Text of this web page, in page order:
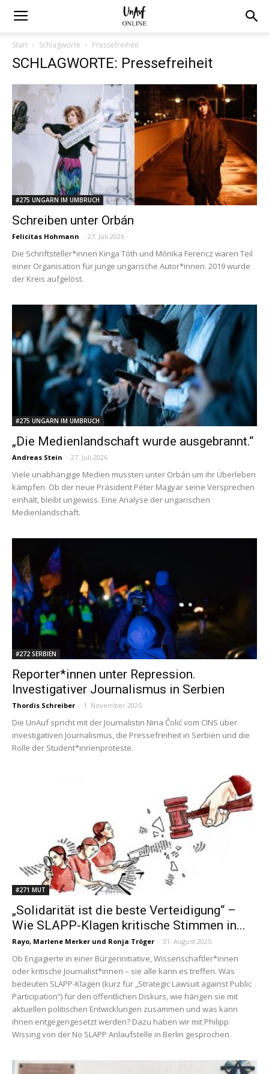
Start Schlagworte Pressefreiheit
SCHLAGWORTE: Pressefreiheit
#275 UNGARN IM UMBRUCH
Schreiben unter Orbán
Felicitas Hohmann - 27. Juli 2026
Die Schriftsteller*innen Kinga Tóth und Mónika Ferencz waren Teil
einer Organisation für junge ungarische Autor*innen. 2019 wurde
der Kreis aufgelöst.
#275 UNGARN IM UMBRUCH
„Die Medienlandschaft wurde ausgebrannt.“
Andreas Stein - 27. Juli 2026
Viele unabhängige Medien mussten unter Orbán um ihr Überleben
kämpfen. Ob der neue Präsident Péter Magyar seine Versprechen
einhält, bleibt ungewiss. Eine Analyse der ungarischen
Medienlandschaft.
#272 SERBIEN
Reporter*innen unter Repression.
Investigativer Journalismus in Serbien
Thordis Schreiber - 1. November 2025
Die UnAuf spricht mit der Journalistin Nina Čolić vom CINS über
investigativen Journalismus, die Pressefreiheit in Serbien und die
Rolle der Student*innenproteste.
#271 MUT
„Solidarität ist die beste Verteidigung“ –
Wie SLAPP-Klagen kritische Stimmen in...
Rayo, Marlene Merker und Ronja Tröger - 31. August 2025
Ob Engagierte in einer Bürgerinitiative, Wissenschaftler*innen
oder kritische Journalist*innen – sie alle kann es treffen. Was
bedeuten SLAPP-Klagen (kurz für „Strategic Lawsuit against Public
Participation“) für den öffentlichen Diskurs, wie hängen sie mit
aktuellen politischen Entwicklungen zusammen und was kann
ihnen entgegengesetzt werden? Dazu haben wir mit Philipp
Wissing von der No SLAPP Anlaufstelle in Berlin gesprochen.